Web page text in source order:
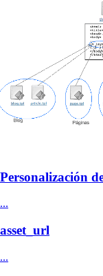
Personalización
...
asset_url
...